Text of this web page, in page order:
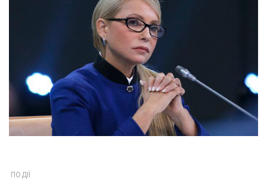
ПОДІЇ